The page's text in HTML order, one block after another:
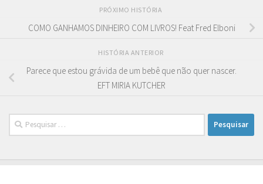
PRÓXIMO HISTÓRIA
COMO GANHAMOS DINHEIRO COM LIVROS! Feat Fred Elboni
HISTÓRIA ANTERIOR
Parece que estou grávida de um bebê que não quer nascer.
EFT MIRIA KUTCHER
Pesquisar
por: